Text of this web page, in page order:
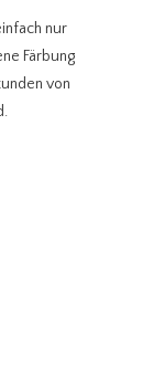
nur
Färbung
von